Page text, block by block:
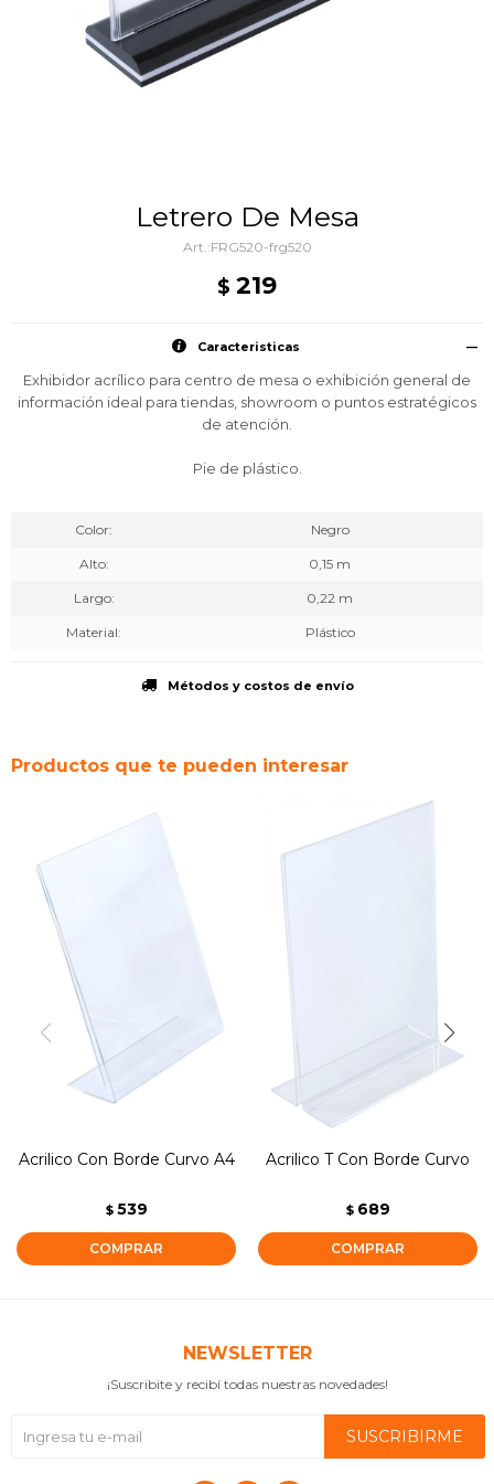
Letrero De Mesa
FRG520-frg520
$ 219
Caracteristicas
Exhibidor acrílico para centro de mesa o exhibición general de
información ideal para tiendas, showroom o puntos estratégicos
de atención.
Pie de plástico.
Color Negro
Alto 0,15 m
Largo 0,22 m
Material Plástico
Métodos y costos de envío
Productos que te pueden interesar
Acrilico Con Borde Curvo A4
$ 539
Acrilico T Con Borde Curvo
$ 689
NEWSLETTER
¡Suscribite y recibí todas nuestras novedades!
SUSCRIBIRME